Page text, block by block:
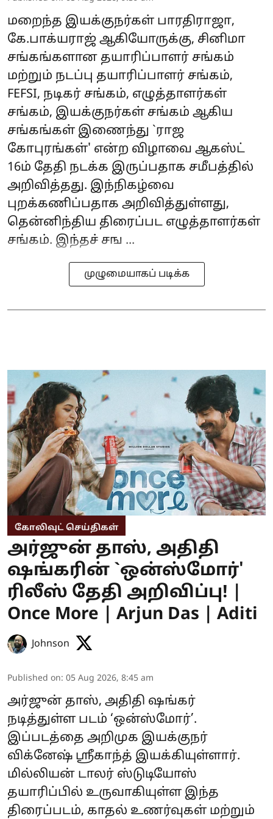
மறைந்த இயக்குநர்கள் பாரதிராஜா,
கே.பாக்யராஜ் ஆகியோருக்கு, சினிமா
சங்கங்களான தயாரிப்பாளர் சங்கம்
மற்றும் நடப்பு தயாரிப்பாளர் சங்கம்,
FEFSI, நடிகர் சங்கம், எழுத்தாளர்கள்
சங்கம், இயக்குநர்கள் சங்கம் ஆகிய
சங்கங்கள் இணைந்து `ராஜ
கோபுரங்கள்' என்ற விழாவை ஆகஸ்ட்
16ம் தேதி நடக்க இருப்பதாக சமீபத்தில்
அறிவித்தது. இந்நிகழ்வை
புறக்கணிப்பதாக அறிவித்துள்ளது,
தென்னிந்திய திரைப்பட எழுத்தாளர்கள்
சங்கம். இந்தச் சங ...
முழுமையாகப் படிக்க
கோலிவுட் செய்திகள்
அர்ஜுன் தாஸ், அதிதி
ஷங்கரின் `ஒன்ஸ்மோர்'
ரிலீஸ் தேதி அறிவிப்பு! |
Once More | Arjun Das | Aditi
Johnson
Published on: 05 Aug 2026, 8:45 am
அர்ஜுன் தாஸ், அதிதி ஷங்கர்
நடித்துள்ள படம் ‘ஒன்ஸ்மோர்’.
இப்படத்தை அறிமுக இயக்குநர்
விக்னேஷ் ஸ்ரீகாந்த் இயக்கியுள்ளார்.
மில்லியன் டாலர் ஸ்டுடியோஸ்
தயாரிப்பில் உருவாகியுள்ள இந்த
திரைப்படம், காதல் உணர்வுகள் மற்றும்